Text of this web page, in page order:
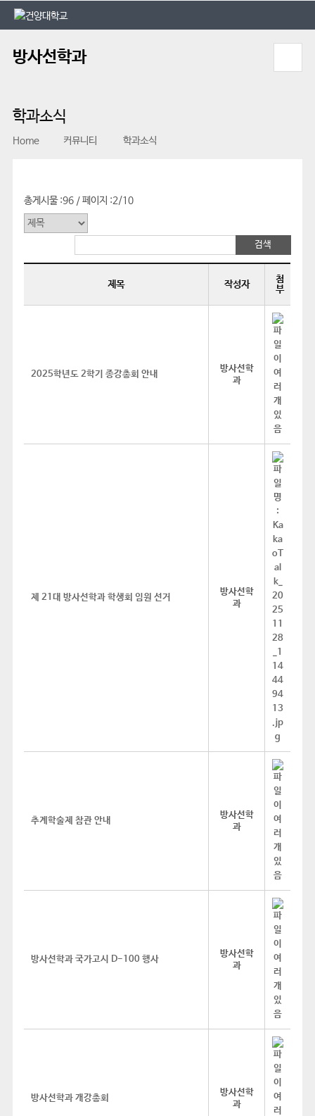
본문 바로가기
대메뉴 바로가기
방사선학과
학과소식
Home 커뮤니티 학과소식
총게시물 :96 /페이지 :2/10
제목 작성자
첨
부
2025학년도 2학기 종강총회 안내
방사선학
과
제 21대 방사선학과 학생회 임원 선거
방사선학
과
추계학술제 참관 안내
방사선학
과
방사선학과 국가고시 D-100 행사
방사선학
과
방사선학과 개강총회
방사선학
과